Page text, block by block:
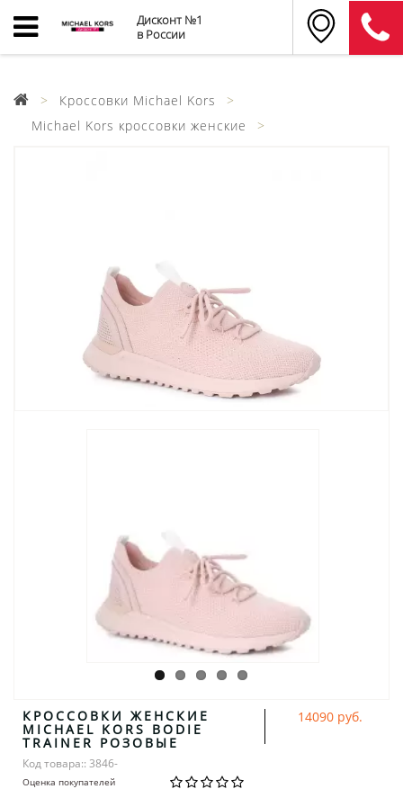
Дисконт №1
в России
Кроссовки Michael Kors
Michael Kors кроссовки женские
КРОССОВКИ ЖЕНСКИЕ
MICHAEL KORS BODIE
TRAINER РОЗОВЫЕ
Код товара:: 3846-
Оценка покупателей
14090 руб.